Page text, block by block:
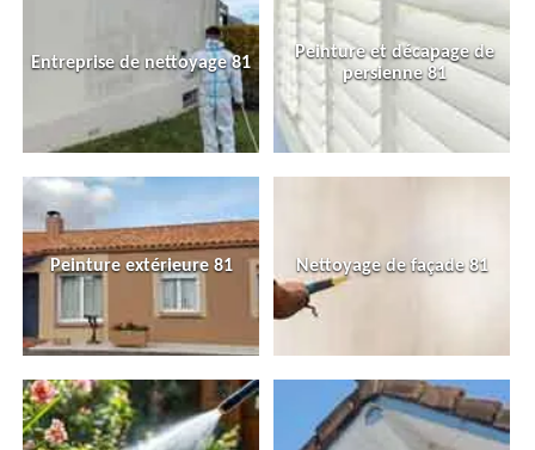
Entreprise de nettoyage 81
Peinture et décapage de
persienne 81
Peinture extérieure 81 Nettoyage de façade 81